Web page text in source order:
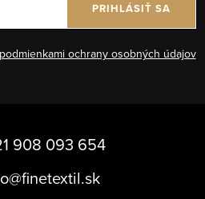
podmienkami ochrany osobných údajov
PRIHLÁSIŤ SA
908 093 654
@finetextil.sk